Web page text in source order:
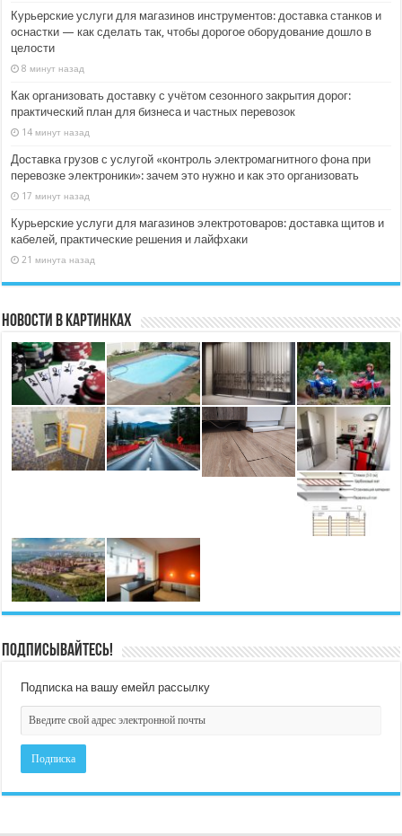
Курьерские услуги для магазинов инструментов: доставка станков и
оснастки — как сделать так, чтобы дорогое оборудование дошло в
целости
8 минут назад
Как организовать доставку с учётом сезонного закрытия дорог:
практический план для бизнеса и частных перевозок
14 минут назад
Доставка грузов с услугой «контроль электромагнитного фона при
перевозке электроники»: зачем это нужно и как это организовать
17 минут назад
Курьерские услуги для магазинов электротоваров: доставка щитов и
кабелей, практические решения и лайфхаки
21 минута назад
Новости в картинках
Подписывайтесь!
Подписка на вашу емейл рассылку